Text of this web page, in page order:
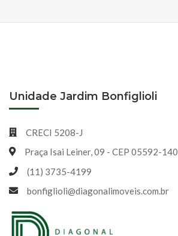
Unidade Jardim Bonfiglioli
CRECI 5208-J
Praça Isai Leiner, 09 - CEP 05592-140
(11) 3735-4199
bonfiglioli@diagonalimoveis.com.br